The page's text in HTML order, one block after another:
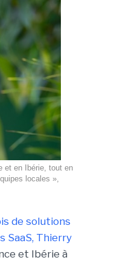
et en Ibérie, tout en
locales »,
de solutions
SaaS, Thierry
et Ibérie à